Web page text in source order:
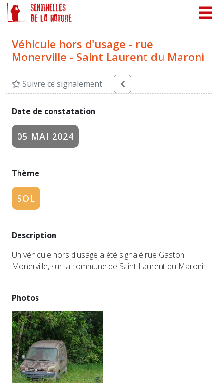
Véhicule hors d'usage - rue
Monerville - Saint Laurent du Maroni
Suivre ce signalement
Date de constatation
05 MAI 2024
Thème
SOL
Description
Un véhicule hors d'usage a été signalé rue Gaston
Monerville, sur la commune de Saint Laurent du Maroni.
Photos
Panneau de gestion des cookies